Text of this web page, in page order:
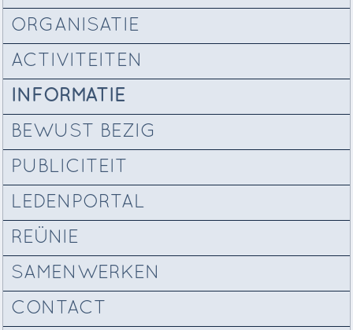
ORGANISATIE
ACTIVITEITEN
INFORMATIE
BEWUST BEZIG
PUBLICITEIT
LEDENPORTAL
REÜNIE
SAMENWERKEN
CONTACT